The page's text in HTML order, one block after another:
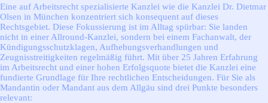
Eine auf Arbeitsrecht spezialisierte Kanzlei wie die Kanzlei Dr. Dietmar
Olsen in München konzentriert sich konsequent auf dieses
Rechtsgebiet. Diese Fokussierung ist im Alltag spürbar: Sie landen
nicht in einer Allround-Kanzlei, sondern bei einem Fachanwalt, der
Kündigungsschutzklagen, Aufhebungsverhandlungen und
Zeugnisstreitigkeiten regelmäßig führt. Mit über 25 Jahren Erfahrung
im Arbeitsrecht und einer hohen Erfolgsquote bietet die Kanzlei eine
fundierte Grundlage für Ihre rechtlichen Entscheidungen. Für Sie als
Mandantin oder Mandant aus dem Allgäu sind drei Punkte besonders
relevant: